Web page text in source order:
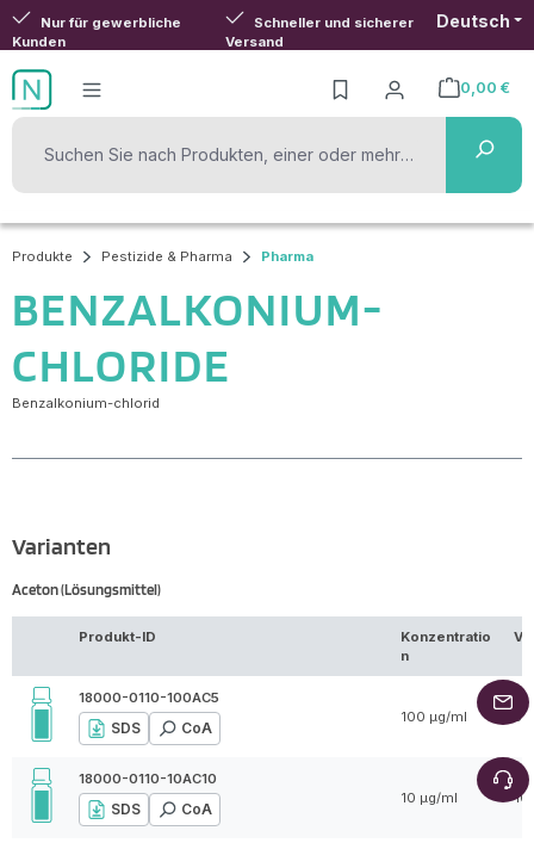
Zum Hauptinhalt springen
Nur für gewerbliche
Kunden
Schneller und sicherer
Versand
Deutsch
0,00 €
Warenkorb
Produkte Pestizide & Pharma Pharma
BENZALKONIUM-
CHLORIDE
Benzalkonium-chlorid
Varianten
Aceton (Lösungsmittel)
Produkt-ID
Konzentratio
n
18000-0110-100AC5
SDS CoA
100 µg/ml 5
18000-0110-10AC10
SDS CoA
10 µg/ml 10